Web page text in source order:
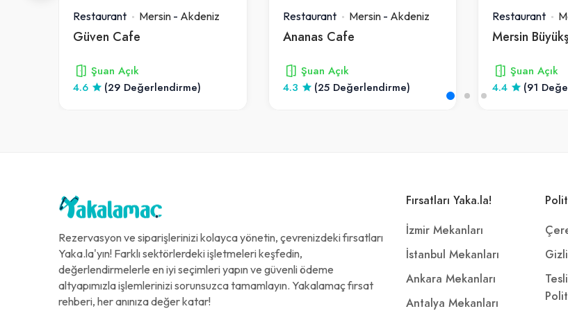
Restaurant Mersin - Akdeniz
Güven Cafe
Şuan Açık
4.6
(29 Değerlendirme)
Restaurant Mersin- Akdeniz
Ananas Cafe
Şuan Açık
4.3
(25 Değerlendirme)
Restaurant
Şuan Açık
4.4
(91
Rezervasyon ve siparişlerinizi kolayca yönetin, çevrenizdeki fırsatları
Yaka.la'yın! Farklı sektörlerdeki işletmeleri keşfedin,
değerlendirmelerle en iyi seçimleri yapın ve güvenli ödeme
altyapımızla işlemlerinizi sorunsuzca tamamlayın. Yakalamaç fırsat
rehberi, her anınıza değer katar!
Fırsatları Yaka.la!
İzmir Mekanları
İstanbul Mekanları
Ankara Mekanları
Antalya Mekanları